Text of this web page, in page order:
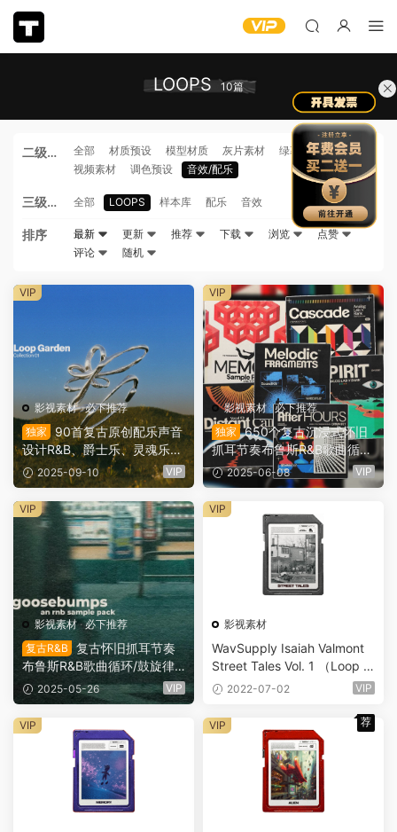
LOOPS 10篇
二级分
全部 材质预设 模型材质 灰片素材
绿幕素材
视频素材
调色预设 音效/配乐
三级分
全部 LOOPS 样本库 配乐 音效
排序 最新 更新 推荐 下载 浏览
点赞
评论
随机
影视素材·必下推荐
独家
90首复古原创配乐声音
设计R&B、爵士乐、灵魂乐循
环采样套件（13337）
2025-09-10 VIP
VIP
影视素材·必下推荐
独家
650个复古沉浸式怀旧
抓耳节奏布鲁斯R&B歌曲循
环/预设采样合集（12594）
2025-06-08 VIP
VIP
影视素材·必下推荐
复古R&B
复古怀旧抓耳节奏
布鲁斯R&B歌曲循环/鼓旋律
元素采样合集（12481）
2025-05-26 VIP
VIP
影视素材
WavSupply Isaiah Valmont
Street Tales Vol. 1 （Loop Ki
t） MP3-FANTASTiC（628
2022-07-02 VIP
VIP
VIP VIP 荐